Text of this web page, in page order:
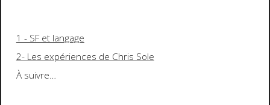
1 - SF et langage
2- Les expériences de Chris Sole
À suivre…